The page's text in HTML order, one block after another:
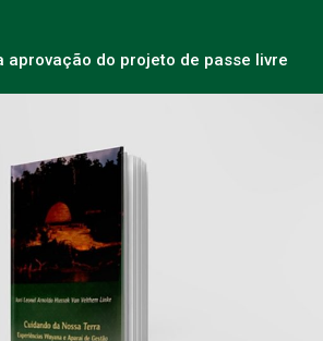
aprovação do projeto de passe livre